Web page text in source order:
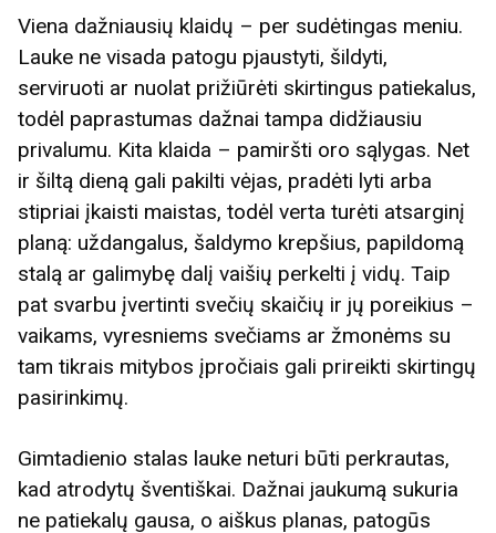
Viena dažniausių klaidų – per sudėtingas meniu.
Lauke ne visada patogu pjaustyti, šildyti,
serviruoti ar nuolat prižiūrėti skirtingus patiekalus,
todėl paprastumas dažnai tampa didžiausiu
privalumu. Kita klaida – pamiršti oro sąlygas. Net
ir šiltą dieną gali pakilti vėjas, pradėti lyti arba
stipriai įkaisti maistas, todėl verta turėti atsarginį
planą: uždangalus, šaldymo krepšius, papildomą
stalą ar galimybę dalį vaišių perkelti į vidų. Taip
pat svarbu įvertinti svečių skaičių ir jų poreikius –
vaikams, vyresniems svečiams ar žmonėms su
tam tikrais mitybos įpročiais gali prireikti skirtingų
pasirinkimų.
Gimtadienio stalas lauke neturi būti perkrautas,
kad atrodytų šventiškai. Dažnai jaukumą sukuria
ne patiekalų gausa, o aiškus planas, patogūs